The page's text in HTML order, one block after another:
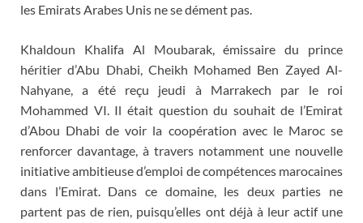
les Emirats Arabes Unis ne se dément pas.
Khaldoun Khalifa Al Moubarak, émissaire du prince
héritier d’Abu Dhabi, Cheikh Mohamed Ben Zayed Al-
Nahyane, a été reçu jeudi à Marrakech par le roi
Mohammed VI. Il était question du souhait de l’Emirat
d’Abou Dhabi de voir la coopération avec le Maroc se
renforcer davantage, à travers notamment une nouvelle
initiative ambitieuse d’emploi de compétences marocaines
dans l’Emirat. Dans ce domaine, les deux parties ne
partent pas de rien, puisqu’elles ont déjà à leur actif une